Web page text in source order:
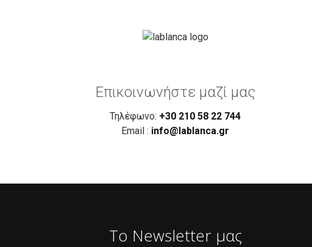
Επικοινωνήστε μαζί μας
Τηλέφωνο: +30 210 58 22 744
Email : info@lablanca.gr
Το Newsletter μας